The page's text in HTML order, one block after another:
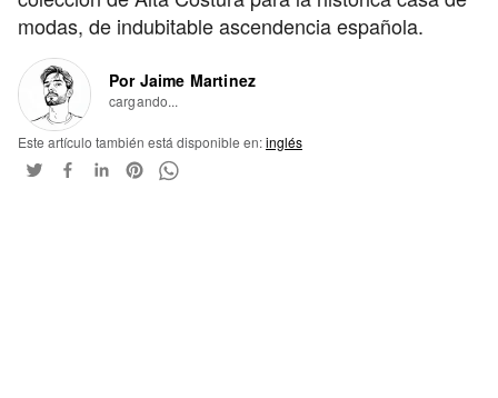
modas, de indubitable ascendencia española.
Por Jaime Martinez
cargando...
Este artículo también está disponible en:inglés